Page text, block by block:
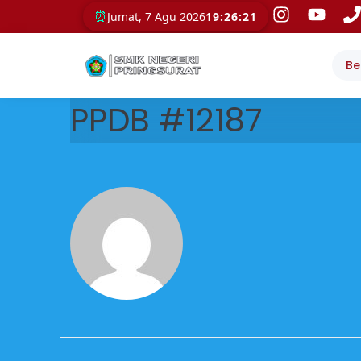
⏰ Jumat, 7 Agu 202619:26:21
PPDB #12187